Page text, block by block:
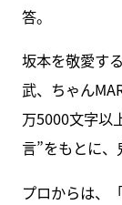
答。
坂本を敬愛す
武、ちゃん
万5000文字以
言”をもとに、
プロからは、